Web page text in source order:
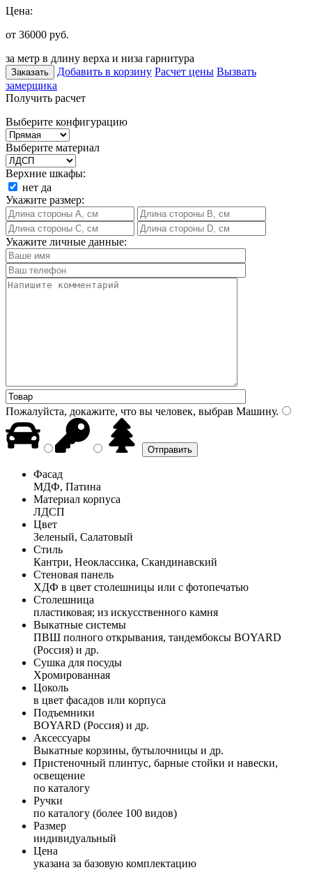
Цена:
от 36000 руб.
за метр в длину верха и низа гарнитура
Заказать Добавить в корзину Расчет цены Вызвать
замерщика
Получить расчет
Выберите конфигурацию
Выберите материал
Верхние шкафы:
нет да
Укажите размер:
Укажите личные данные:
Пожалуйста, докажите, что вы человек, выбрав Машину.
Фасад
МДФ, Патина
Материал корпуса
ЛДСП
Цвет
Зеленый, Салатовый
Стиль
Кантри, Неоклассика, Скандинавский
Стеновая панель
ХДФ в цвет столешницы или с фотопечатью
Столешница
пластиковая; из искусственного камня
Выкатные системы
ПВШ полного открывания, тандембоксы BOYARD
(Россия) и др.
Сушка для посуды
Хромированная
Цоколь
в цвет фасадов или корпуса
Подъемники
BOYARD (Россия) и др.
Аксессуары
Выкатные корзины, бутылочницы и др.
Пристеночный плинтус, барные стойки и навески,
освещение
по каталогу
Ручки
по каталогу (более 100 видов)
Размер
индивидуальный
Цена
указана за базовую комплектацию